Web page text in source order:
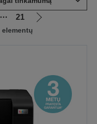
⋯ 21
Eiti
elementų